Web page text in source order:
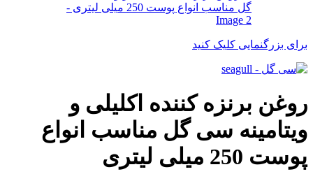
برای بزرگنمایی کلیک کنید
روغن برنزه کننده اکلیلی و
ویتامینه سی گل مناسب انواع
پوست 250 میلی لیتری